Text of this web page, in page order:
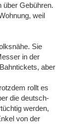
über Gebühren.
weil
Sie
in der
aber
rollt es
die deutsch-
werden,
von der